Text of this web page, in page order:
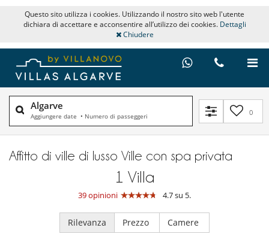
Questo sito utilizza i cookies. Utilizzando il nostro sito web l'utente
dichiara di accettare e acconsentire all’utilizzo dei cookies. Dettagli
Chiudere
Algarve
Aggiungere date • Numero di passeggeri 0
Affitto di ville di lusso Ville con spa privata
1 Villa
39 opinioni 4.7 su 5.
Rilevanza Prezzo Camere